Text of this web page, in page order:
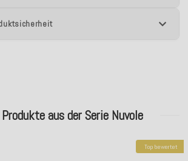
aus der Serie Nuvole
Top bewertet